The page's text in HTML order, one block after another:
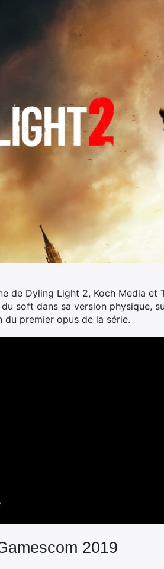
de Dyling Light 2, Koch Media et
soft dans sa version physique,
premier opus de la série.
2019